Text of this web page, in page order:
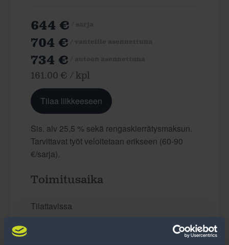
644 €
704 €
734 €
161.00 € / kpl
Tilaa liikkeeseen
Sis. alv 25,5 % sekä rengaskierrätysmaksun.
Tarvittavat työt veloitetaan erikseen (60-90
€/sarja).
Toimitusaika
Tilattavissa